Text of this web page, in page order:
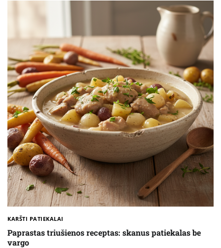
KARŠTI PATIEKALAI
Paprastas triušienos receptas: skanus patiekalas be
vargo